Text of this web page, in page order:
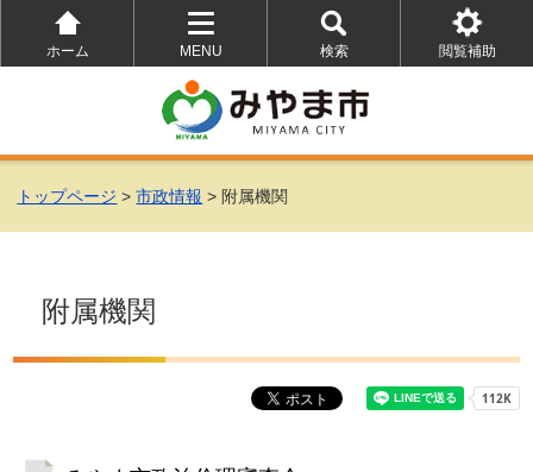
ホーム
MENU
を
開
く
検索
を
開
く
閲覧補助
を
トップページ >市政情報 > 附属機関
附属機関